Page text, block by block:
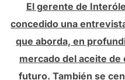
El gerente de
concedido una
que aborda, en
mercado del aceite
futuro. También se